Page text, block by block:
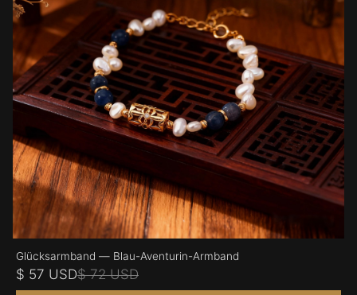
Glücksarmband — Blau-Aventurin-Armband
$ 57 USD$ 72 USD